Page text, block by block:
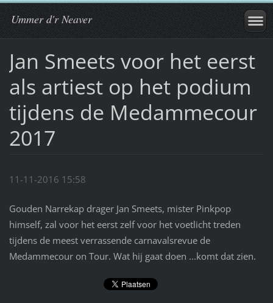
Ummer d'r Neaver
Jan Smeets voor het eerst
als artiest op het podium
tijdens de Medammecour
2017
11-11-2016 15:58
Gouden Narrekap drager Jan Smeets, mister Pinkpop
himself, zal voor het eerst zelf voor het voetlicht treden
tijdens de meest verrassende carnavalsrevue de
Medammecour on Tour. Wat hij gaat doen ...komt dat zien.